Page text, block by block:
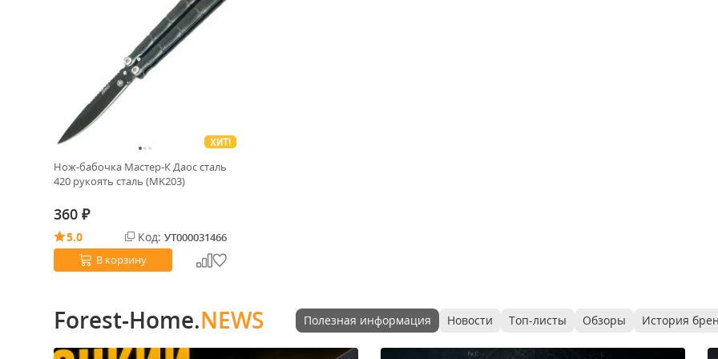
ХИТ!
Нож-бабочка Мастер-К Даос сталь
420 рукоять сталь (MK203)
360 ₽
5.0 Код: УТ000031466
В корзину
Forest-Home.NEWS Полезная информация Новости Топ-листы Обзоры История